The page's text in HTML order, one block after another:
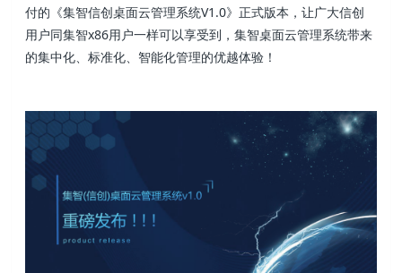
付的《集智信创桌面云管理系统V1.0》正式版本，让广大信创
用户同集智x86用户一样可以享受到，集智桌面云管理系统带来
的集中化、标准化、智能化管理的优越体验！